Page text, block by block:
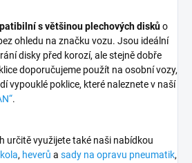
s většinou plechových diskůo
ohledu na značku vozu. Jsou ideální
disky před korozí, ale stejně dobře
doporučujeme použít na osobní vozy,
vypouklé poklice, které naleznete v naší
.
určitě využijete také naši nabídkou
, heverů a sady na opravu pneumatik,